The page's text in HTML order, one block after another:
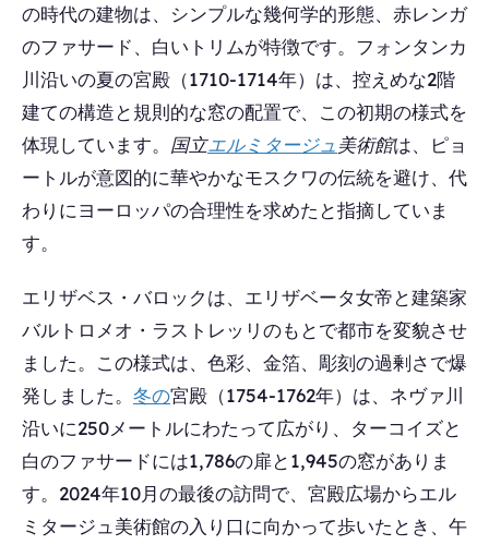
の時代の建物は、シンプルな幾何学的形態、赤レンガ
のファサード、白いトリムが特徴です。フォンタンカ
川沿いの夏の宮殿（1710-1714年）は、控えめな2階
建ての構造と規則的な窓の配置で、この初期の様式を
体現しています。 国立エルミタージュ 美術館は、ピョ
ートルが意図的に華やかなモスクワの伝統を避け、代
わりにヨーロッパの合理性を求めたと指摘していま
す。
エリザベス・バロックは、エリザベータ女帝と建築家
バルトロメオ・ラストレッリのもとで都市を変貌させ
ました。この様式は、色彩、金箔、彫刻の過剰さで爆
発しました。 冬の宮殿（1754-1762年）は、ネヴァ川
沿いに250メートルにわたって広がり、ターコイズと
白のファサードには1,786の扉と1,945の窓がありま
す。2024年10月の最後の訪問で、宮殿広場からエル
ミタージュ美術館の入り口に向かって歩いたとき、午